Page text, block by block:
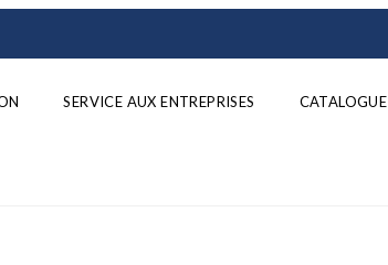
SERVICE AUX ENTREPRISES CATALOGUE